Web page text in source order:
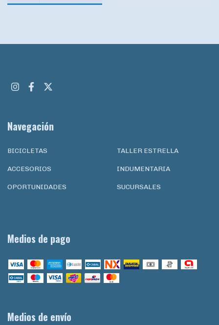
Navegación
BICICLETAS TALLER ESTRELLA
ACCESORIOS INDUMENTARIA
OPORTUNIDADES SUCURSALES
Medios de pago
Medios de envío